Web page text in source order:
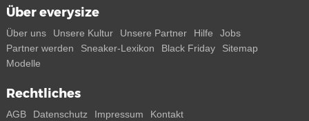
Über everysize
Über uns Unsere Kultur Unsere Partner Hilfe
Jobs
Partner werden
Sneaker-Lexikon Black Friday
Sitemap
Modelle
Rechtliches
AGB Datenschutz Impressum Kontakt